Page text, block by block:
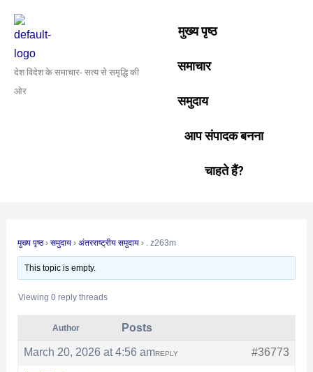
content
देश विदेश के समाचार- सत्य से समृद्धि की
ओर
मुख्य पृष्ठ
समाचार
समुदाय
आप संपादक बनना
चाहते हैं?
मुख्य पृष्ठ › समुदाय › अंतरराष्ट्रीय समुदाय › . z263m
This topic is empty.
Viewing 0 reply threads
Author Posts
March 20, 2026 at 4:56 am #36773
REPLY
navigation